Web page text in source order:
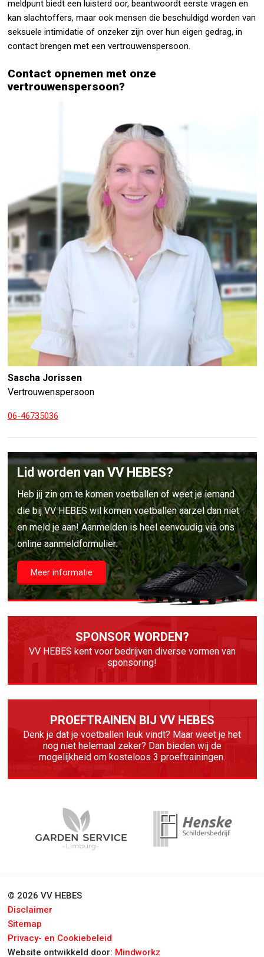
meldpunt biedt een luisterd oor, beantwoordt eerste vragen en
kan slachtoffers, maar ook mensen die beschuldigd worden van
seksuele intimidatie of onzeker zijn over hun eigen gedrag, in
contact brengen met een vertrouwenspersoon.
Contact opnemen met onze
vertrouwenspersoon?
Sascha Jorissen
Vertrouwenspersoon
06-46735036
Lid worden van VV HEBES?
Heb jij zin om te komen voetballen of weet je iemand
die bij VV HEBES wil komen voetballen aarzel dan niet
en meld je aan! Aanmelden is heel eenvoudig via ons
online aanmeldformulier.
Meer informatie
SPONSOR WORDEN?
VV HEBES kent voor bedrijven diverse vormen van
sponsoring!
PROEFTRAINEN BIJ VV HEBES
Denk je dat je voetballen leuk vindt? Maar weet je het
nog niet helemaal zeker? Dan bieden wij de
mogelijkheid om kosteloos 3 proeftrainingen.
© 2026 VV HEBES
Disclaimer
Sitemap
Privacy- en Cookiebeleid
Website ontwikkeld door: Mindworkz